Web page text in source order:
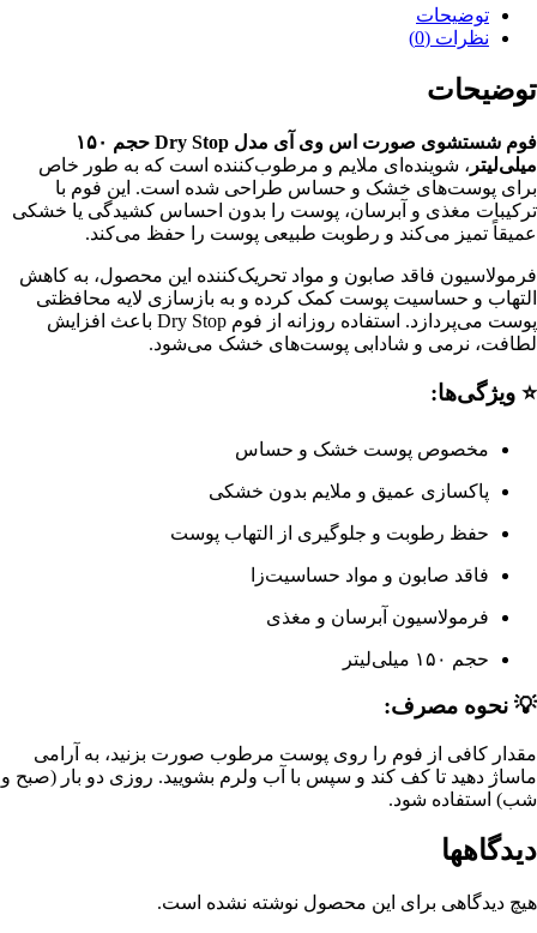
توضیحات
نظرات (0)
توضیحات
فوم شستشوی صورت اس وی آی مدل Dry Stop حجم ۱۵۰
میلی‌لیتر ، شوینده‌ای ملایم و مرطوب‌کننده است که به طور خاص
برای پوست‌های خشک و حساس طراحی شده است. این فوم با
ترکیبات مغذی و آبرسان، پوست را بدون احساس کشیدگی یا خشکی
عمیقاً تمیز می‌کند و رطوبت طبیعی پوست را حفظ می‌کند.
فرمولاسیون فاقد صابون و مواد تحریک‌کننده این محصول، به کاهش
التهاب و حساسیت پوست کمک کرده و به بازسازی لایه محافظتی
پوست می‌پردازد. استفاده روزانه از فوم Dry Stop باعث افزایش
لطافت، نرمی و شادابی پوست‌های خشک می‌شود.
⭐ ویژگی‌ها:
مخصوص پوست خشک و حساس
پاکسازی عمیق و ملایم بدون خشکی
حفظ رطوبت و جلوگیری از التهاب پوست
فاقد صابون و مواد حساسیت‌زا
فرمولاسیون آبرسان و مغذی
حجم ۱۵۰ میلی‌لیتر
💡 نحوه مصرف:
مقدار کافی از فوم را روی پوست مرطوب صورت بزنید، به آرامی
ماساژ دهید تا کف کند و سپس با آب ولرم بشویید. روزی دو بار (صبح و
شب) استفاده شود.
دیدگاهها
هیچ دیدگاهی برای این محصول نوشته نشده است.